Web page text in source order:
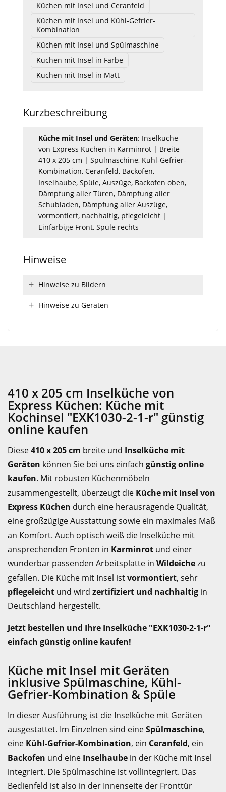
Küchen mit Insel und Ceranfeld
Küchen mit Insel und Kühl-Gefrier-
Kombination
Küchen mit Insel und Spülmaschine
Küchen mit Insel in Farbe
Küchen mit Insel in Matt
Kurzbeschreibung
Küche mit Insel und Geräten: Inselküche
von Express Küchen in Karminrot | Breite
410 x 205 cm | Spülmaschine, Kühl-Gefrier-
Kombination, Ceranfeld, Backofen,
Inselhaube, Spüle, Auszüge, Backofen oben,
Dämpfung aller Türen, Dämpfung aller
Schubladen, Dämpfung aller Auszüge,
vormontiert, nachhaltig, pflegeleicht |
Einfarbige Front, Spüle rechts
Hinweise
Hinweise zu Bildern
Hinweise zu Geräten
410 x 205 cm Inselküche von
Express Küchen: Küche mit
Kochinsel "EXK1030-2-1-r" günstig
online kaufen
Diese410 x 205 cm breite und Inselküche mit
Geräten können Sie bei uns einfach günstig online
kaufen. Mit robusten Küchenmöbeln
zusammengestellt, überzeugt die Küche mit Insel von
Express Küchen durch eine herausragende Qualität,
eine großzügige Ausstattung sowie ein maximales Maß
an Komfort. Auch optisch weiß die Inselküche mit
ansprechenden Fronten in Karminrot und einer
wunderbar passenden Arbeitsplatte in Wildeichezu
gefallen. Die Küche mit Insel istvormontiert, sehr
pflegeleicht und wird zertifiziert und nachhaltig in
Deutschland hergestellt.
Jetzt bestellen und Ihre Inselküche "EXK1030-2-1-r"
einfach günstig online kaufen!
Küche mit Insel mit Geräten
inklusive Spülmaschine, Kühl-
Gefrier-Kombination & Spüle
In dieser Ausführung ist die Inselküche mit Geräten
ausgestattet. Im Einzelnen sind eineSpülmaschine,
eine Kühl-Gefrier-Kombination, ein Ceranfeld, ein
Backofen und eine Inselhaube in der Küche mit Insel
integriert. Die Spülmaschine ist vollintegriert. Das
Bedienfeld ist also in der Innenseite der Fronttür